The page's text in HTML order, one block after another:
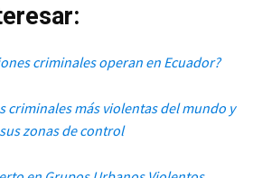
criminales operan en Ecuador?
criminales más violentas del mundo y
sus zonas de control